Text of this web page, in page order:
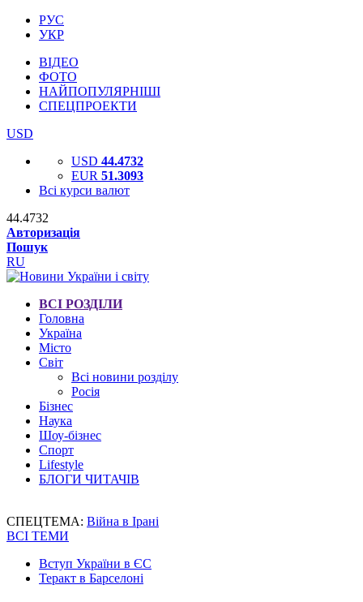
РУС
УКР
ВІДЕО
ФОТО
НАЙПОПУЛЯРНІШІ
СПЕЦПРОЕКТИ
USD
USD 44.4732
EUR 51.3093
Всі курси валют
44.4732
Авторизація
Пошук
RU
ВСІ РОЗДІЛИ
Головна
Україна
Місто
Світ
Всі новини розділу
Росія
Бізнес
Наука
Шоу-бізнес
Спорт
Lifestyle
БЛОГИ ЧИТАЧІВ
СПЕЦТЕМА: Війна в Ірані
ВСІ ТЕМИ
Вступ України в ЄС
Теракт в Барселоні